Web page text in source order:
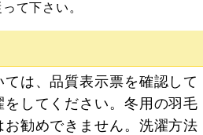
て下さい。
は、品質表示票を確認して
してください。冬用の羽毛
勧めできません。洗濯方法